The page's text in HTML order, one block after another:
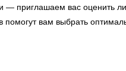
приглашаем вас оценить
вам выбрать